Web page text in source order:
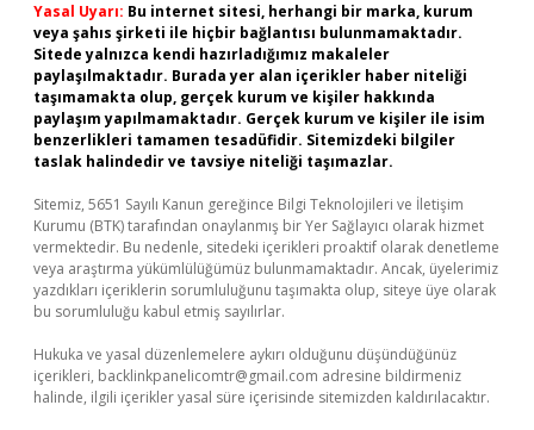
Yasal Uyarı: Bu internet sitesi, herhangi bir marka, kurum
veya şahıs şirketi ile hiçbir bağlantısı bulunmamaktadır.
Sitede yalnızca kendi hazırladığımız makaleler
paylaşılmaktadır. Burada yer alan içerikler haber niteliği
taşımamakta olup, gerçek kurum ve kişiler hakkında
paylaşım yapılmamaktadır. Gerçek kurum ve kişiler ile isim
benzerlikleri tamamen tesadüfidir. Sitemizdeki bilgiler
taslak halindedir ve tavsiye niteliği taşımazlar.
Sitemiz, 5651 Sayılı Kanun gereğince Bilgi Teknolojileri ve İletişim
Kurumu (BTK) tarafından onaylanmış bir Yer Sağlayıcı olarak hizmet
vermektedir. Bu nedenle, sitedeki içerikleri proaktif olarak denetleme
veya araştırma yükümlülüğümüz bulunmamaktadır. Ancak, üyelerimiz
yazdıkları içeriklerin sorumluluğunu taşımakta olup, siteye üye olarak
bu sorumluluğu kabul etmiş sayılırlar.
Hukuka ve yasal düzenlemelere aykırı olduğunu düşündüğünüz
içerikleri, backlinkpanelicomtr@gmail.com adresine bildirmeniz
halinde, ilgili içerikler yasal süre içerisinde sitemizden kaldırılacaktır.